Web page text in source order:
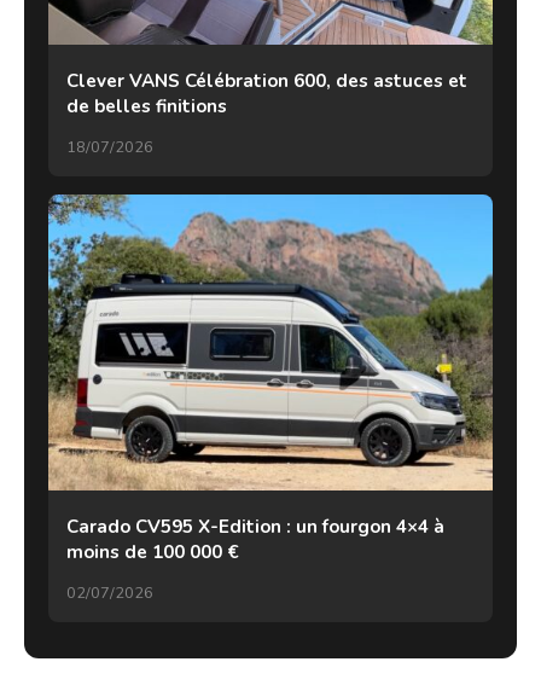
Clever VANS Célébration 600, des astuces et
de belles finitions
18/07/2026
Carado CV595 X-Edition : un fourgon 4×4 à
moins de 100 000 €
02/07/2026